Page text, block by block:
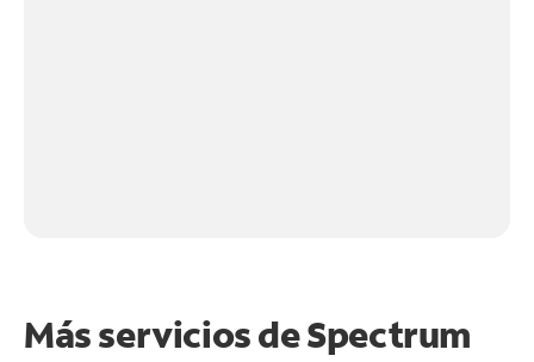
Más servicios de Spectrum